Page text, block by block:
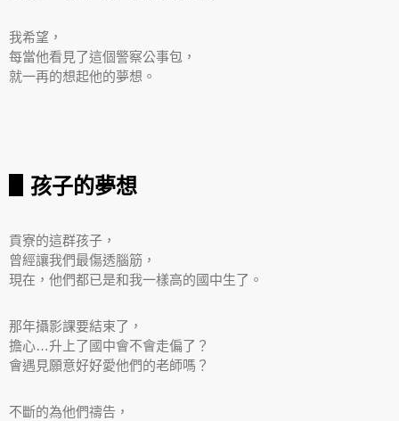
我希望，
每當他看見了這個警察公事包，
就一再的想起他的夢想。
▋孩子的夢想
貢寮的這群孩子，
曾經讓我們最傷透腦筋，
現在，他們都已是和我一樣高的國中生了。
那年攝影課要結束了，
擔心…升上了國中會不會走偏了？
會遇見願意好好愛他們的老師嗎？
不斷的為他們禱告，